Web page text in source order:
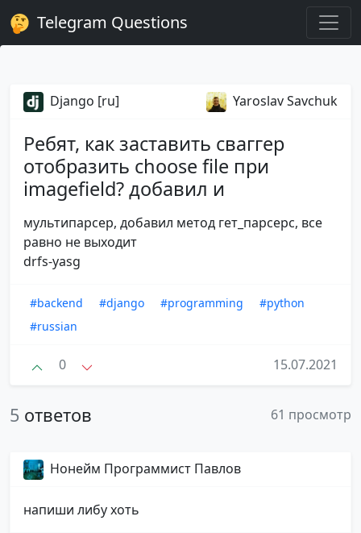
Telegram Questions
Django [ru] Yaroslav Savchuk
Ребят, как заставить сваггер
отобразить choose file при
imagefield? добавил и
мультипарсер, добавил метод гет_парсерс, все
равно не выходит
drfs-yasg
#backend #django #programming
#python
#russian
0 15.07.2021
5 ответов 61 просмотр
Нонейм Программист Павлов
напиши либу хоть